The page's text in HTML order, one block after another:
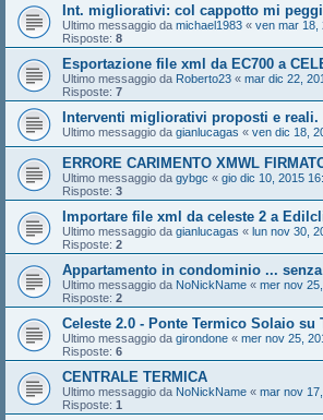
Int. migliorativi: col cappotto mi
Ultimo messaggio da michael1983 « ven mar 18,
Risposte: 8
Esportazione file xml da EC700 a
Ultimo messaggio da Roberto23 « mar dic 22,
Risposte: 7
Interventi migliorativi proposti e reali.
Ultimo messaggio da gianlucagas « ven dic 18,
ERRORE CARIMENTO XMWL
Ultimo messaggio da gybgc « gio dic 10, 2015
Risposte: 3
Importare file xml da celeste 2 a
Ultimo messaggio da gianlucagas « lun nov 30,
Risposte: 2
Appartamento in condominio ...
Ultimo messaggio da NoNickName « mer nov
Risposte: 2
Celeste 2.0 - Ponte Termico Solaio su
Ultimo messaggio da girondone « mer nov 25,
Risposte: 6
CENTRALE TERMICA
Ultimo messaggio da NoNickName « mar nov
Risposte: 1